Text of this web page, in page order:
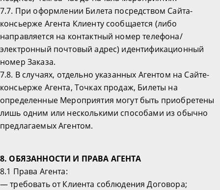
7.7. При оформлении Билета посредством Сайта-
консьерже Агента Клиенту сообщается (либо
направляется на контактный номер телефона/
электронный почтовый адрес) идентификационный
номер Заказа.
7.8. В случаях, отдельно указанных Агентом на Сайте-
консьерже Агента, Точках продаж, Билеты на
определенные Мероприятия могут быть приобретены
лишь одним или несколькими способами из обычно
предлагаемых Агентом.
8. ОБЯЗАННОСТИ И ПРАВА АГЕНТА
8.1 Права Агента:
— требовать от Клиента соблюдения Договора;